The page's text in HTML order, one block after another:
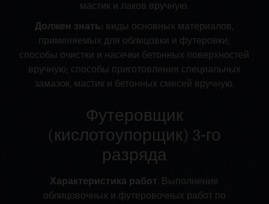
мастик и лаков вручную.
Должен знать: виды основных материалов,
применяемых для облицовки и футеровки;
способы очистки и насечки бетонных поверхностей
вручную; способы приготовления специальных
замазок, мастик и бетонных смесей вручную.
Футеровщик
(кислотоупорщик) 3‑го
разряда
Характеристика работ. Выполнение
облицовочных и футеровочных работ по